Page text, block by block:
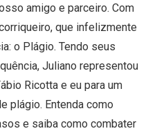
amigo e parceiro. Com
que infelizmente
o Plágio. Tendo seus
Juliano representou
Ricotta e eu para um
plágio. Entenda como
e saiba como combater